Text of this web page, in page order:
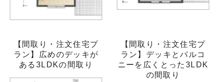
【間取り・注文住宅プ
ラン】広めのデッキが
ある3LDKの間取り
【間取り・注文住宅プ
ラン】デッキとバルコ
ニーを広くとった3LDK
の間取り